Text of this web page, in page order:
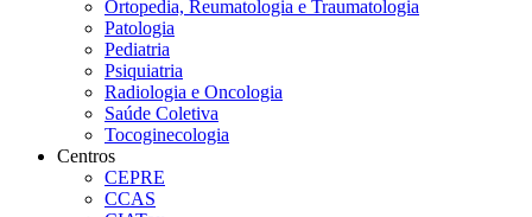
Ortopedia, Reumatologia e Traumatologia
Patologia
Pediatria
Psiquiatria
Radiologia e Oncologia
Saúde Coletiva
Tocoginecologia
Centros
CEPRE
CCAS